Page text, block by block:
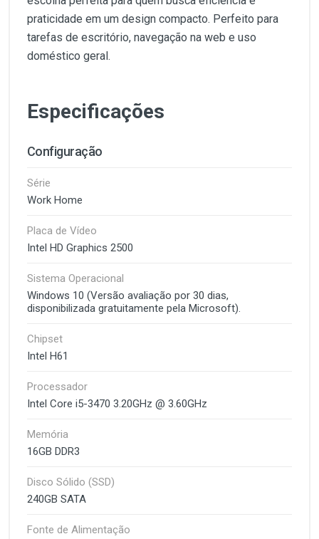
praticidade em um design compacto. Perfeito para
tarefas de escritório, navegação na web e uso
doméstico geral.
Especificações
Configuração
Série
Work Home
Placa de Vídeo
Intel HD Graphics 2500
Sistema Operacional
Windows 10 (Versão avaliação por 30 dias,
disponibilizada gratuitamente pela Microsoft).
Chipset
Intel H61
Processador
Intel Core i5-3470 3.20GHz @ 3.60GHz
Memória
16GB DDR3
Disco Sólido (SSD)
240GB SATA
Fonte de Alimentação